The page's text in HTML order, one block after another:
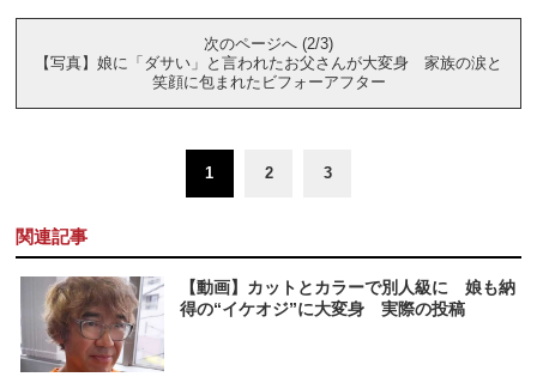
次のページへ (2/3)
【写真】娘に「ダサい」と言われたお父さんが大変身 家族の涙と
笑顔に包まれたビフォーアフター
1 2 3
関連記事
【動画】カットとカラーで別人級に 娘も納
得の“イケオジ”に大変身 実際の投稿